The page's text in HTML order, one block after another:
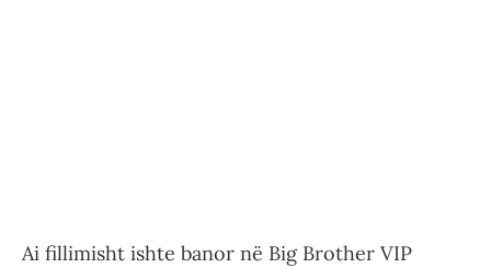
Ai fillimisht ishte banor në Big Brother VIP